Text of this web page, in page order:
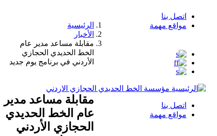
اتصل بنا
مواقع مهمة
مؤسسة الخط الحديدي الحجازي الاردني
اتصل بنا
مواقع مهمة
الرئيسية
الأخبار
مقابلة مساعد مدير عام
الخط الحديدي الحجازي
الأردني في برنامج يوم جديد
مقابلة مساعد مدير
عام الخط الحديدي
الحجازي الأردني